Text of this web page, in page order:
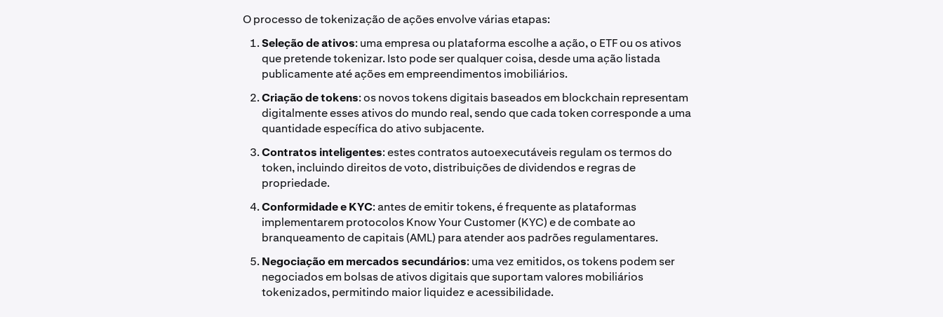
O processo de tokenização de ações envolve várias etapas:
Seleção de ativos: uma empresa ou plataforma escolhe a ação, o ETF ou os ativos
que pretende tokenizar. Isto pode ser qualquer coisa, desde uma ação listada
publicamente até ações em empreendimentos imobiliários.
Criação de tokens: os novos tokens digitais baseados em blockchain representam
digitalmente esses ativos do mundo real, sendo que cada token corresponde a uma
quantidade específica do ativo subjacente.
Contratos inteligentes: estes contratos autoexecutáveis regulam os termos do
token, incluindo direitos de voto, distribuições de dividendos e regras de
propriedade.
Conformidade e KYC: antes de emitir tokens, é frequente as plataformas
implementarem protocolos Know Your Customer (KYC) e de combate ao
branqueamento de capitais (AML) para atender aos padrões regulamentares.
Negociação em mercados secundários: uma vez emitidos, os tokens podem ser
negociados em bolsas de ativos digitais que suportam valores mobiliários
tokenizados, permitindo maior liquidez e acessibilidade.